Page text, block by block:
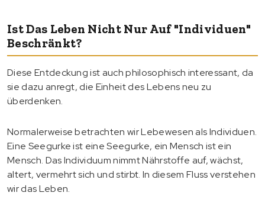
Ist Das Leben Nicht Nur Auf "Individuen"
Beschränkt?
Diese Entdeckung ist auch philosophisch interessant, da
sie dazu anregt, die Einheit des Lebens neu zu
überdenken.
Normalerweise betrachten wir Lebewesen als Individuen.
Eine Seegurke ist eine Seegurke, ein Mensch ist ein
Mensch. Das Individuum nimmt Nährstoffe auf, wächst,
altert, vermehrt sich und stirbt. In diesem Fluss verstehen
wir das Leben.